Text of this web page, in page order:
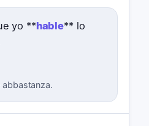
yo **hable** lo
abbastanza.